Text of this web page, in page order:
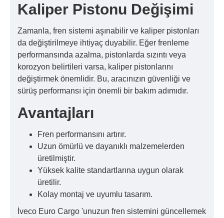
Kaliper Pistonu Değişimi
Zamanla, fren sistemi aşınabilir ve kaliper pistonları
da değiştirilmeye ihtiyaç duyabilir. Eğer frenleme
performansında azalma, pistonlarda sızıntı veya
korozyon belirtileri varsa, kaliper pistonlarını
değiştirmek önemlidir. Bu, aracınızın güvenliği ve
sürüş performansı için önemli bir bakım adımıdır.
Avantajları
Fren performansını artırır.
Uzun ömürlü ve dayanıklı malzemelerden
üretilmiştir.
Yüksek kalite standartlarına uygun olarak
üretilir.
Kolay montaj ve uyumlu tasarım.
İveco Euro Cargo 'unuzun fren sistemini güncellemek